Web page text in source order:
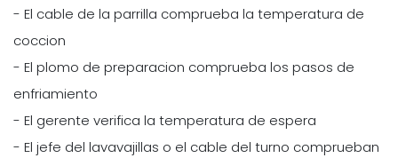
- El cable de la parrilla comprueba la temperatura de
coccion
- El plomo de preparacion comprueba los pasos de
enfriamiento
- El gerente verifica la temperatura de espera
- El jefe del lavavajillas o el cable del turno comprueban